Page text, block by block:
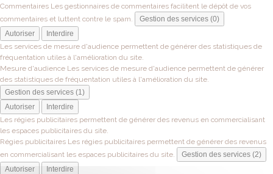
Commentaires Les gestionnaires de commentaires facilitent le dépôt de vos
commentaires et luttent contre le spam.
Gestion des services (0)
Autoriser
Interdire
Les services de mesure d'audience permettent de générer des statistiques de
fréquentation utiles à l'amélioration du site.
Mesure d'audience Les services de mesure d'audience permettent de générer
des statistiques de fréquentation utiles à l'amélioration du site.
Gestion des services (1)
Autoriser
Interdire
Les régies publicitaires permettent de générer des revenus en commercialisant
les espaces publicitaires du site.
Régies publicitaires Les régies publicitaires permettent de générer des revenus
en commercialisant les espaces publicitaires du site.
Gestion des services (2)
Autoriser
Interdire